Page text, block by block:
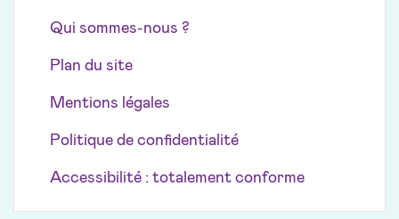
Qui sommes-nous ?
Plan du site
Mentions légales
Politique de confidentialité
Accessibilité : totalement conforme